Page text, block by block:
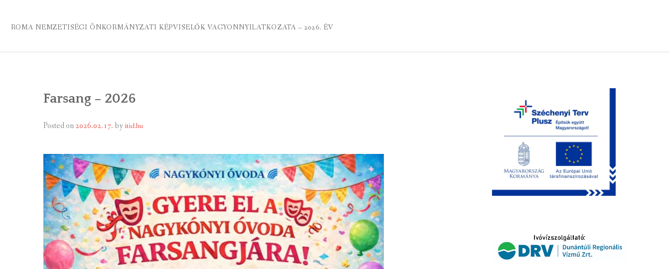
VÁLASZTÁSI INFORMÁCIÓK
FALUGONDNOKI SZOLGÁLAT
TEMETŐGONDNOKI SZOLGÁLAT
KÖZFOGLALKOZTATÁSOK
SZOCIÁLIS ELLÁTÁSOK
VÉDŐNŐI SZOLGÁLAT
TURIZMUS
HIRDETMÉNYEK
ELLÁTOTT JOGI KÉPVISELŐ
ROMA NEMZETISÉGI ÖNKORMÁNYZATI KÉPVISELŐK VAGYONNYILATKOZATA – 2026. ÉV
Farsang – 2026
Posted on2026.02.17.by itid.hu